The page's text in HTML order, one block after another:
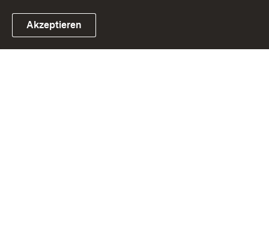
Link zum Landesportal
Akzeptieren